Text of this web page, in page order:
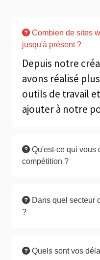
Combien de sites
jusqu'à présent ?
Depuis notre
avons réalisé
outils de travail
ajouter à notre
Qu'est-ce qui vous
compétition ?
Dans quel secteur
?
Quels sont vos